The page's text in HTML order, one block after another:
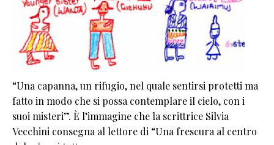
“Una capanna, un rifugio, nel quale sentirsi protetti ma
fatto in modo che si possa contemplare il cielo, con i
suoi misteri”. È l’immagine che la scrittrice Silvia
Vecchini consegna al lettore di “Una frescura al centro